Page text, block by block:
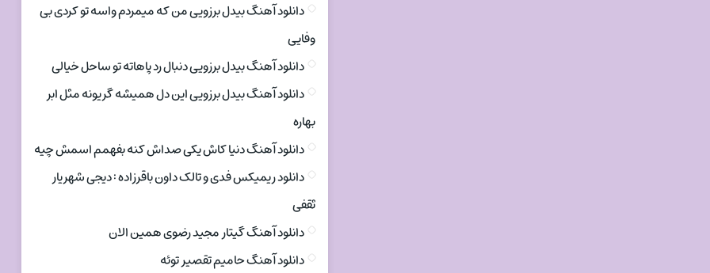
دانلود آهنگ بیدل برزویی من که میمردم واسه تو کردی بی
وفایی
دانلود آهنگ بیدل برزویی دنبال رد پاهاته تو ساحل خیالی
دانلود آهنگ بیدل برزویی این دل همیشه گریونه مثل ابر
بهاره
دانلود آهنگ دنیا کاش یکی صداش کنه بفهمم اسمش چیه
دانلود ریمیکس فدی و تالک داون باقرزاده : دیجی شهریار
ثقفی
دانلود آهنگ گیتار مجید رضوی همین الان
دانلود آهنگ حامیم تقصیر توئه